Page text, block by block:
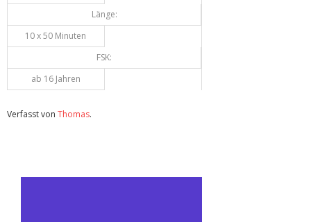
Länge:
10 x 50 Minuten
FSK:
ab 16 Jahren
Verfasst von Thomas.